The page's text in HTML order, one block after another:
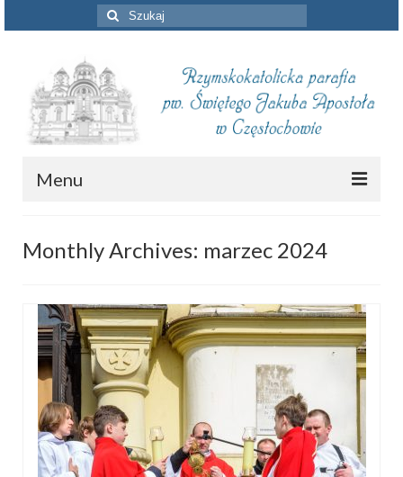
Szuklaj
w:
Menu
Intencje mszalne
Informacje duszpasterskie
Piszą o nas
Remont kościoła
Parafia
Historia
Monthly Archives: marzec 2024